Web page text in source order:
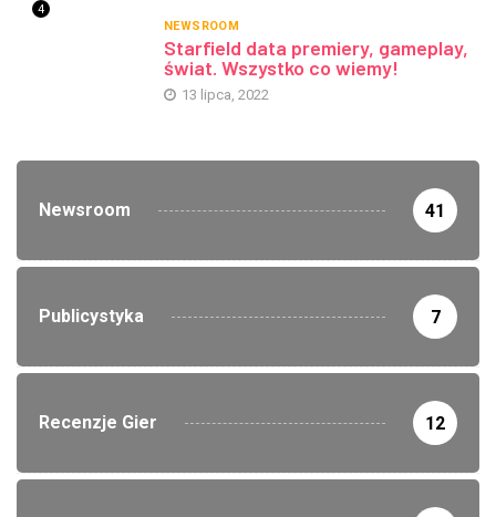
4
NEWSROOM
Starfield data premiery, gameplay,
świat. Wszystko co wiemy!
13 lipca, 2022
Newsroom 41
Publicystyka 7
Recenzje Gier 12